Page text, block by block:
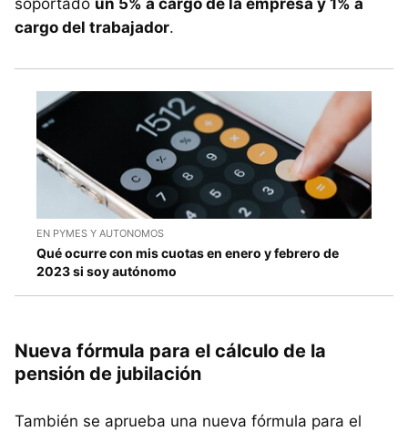
cargo del trabajador.
EN PYMES Y AUTONOMOS
Qué ocurre con mis cuotas en enero y febrero de
2023 si soy autónomo
Nueva fórmula para el cálculo de la
pensión de jubilación
También se aprueba una nueva fórmula para el